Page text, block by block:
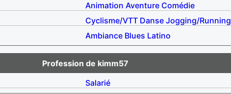
Animation Aventure Comédie
Cyclisme/VTT Danse Jogging/Running
Ambiance Blues Latino
Profession de kimm57
Salarié